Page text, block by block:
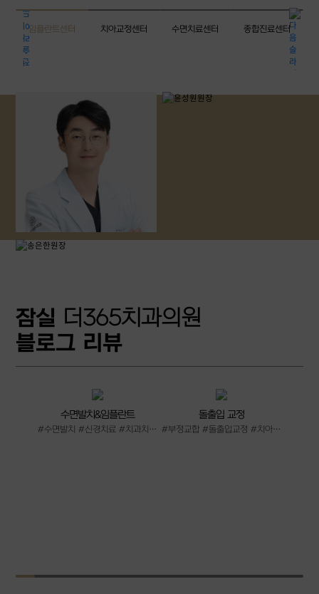
임플란트센터 치아교정센터 수면치료센터 종합진료센터
잠실 더365치과의원
블로그 리뷰
수면발치&임플란트
#수면발치 #신경치료 #치과치료 #수면임플란트
돌출입 교정
#부정교합 #돌출입교정 #치아교정 #교정치과